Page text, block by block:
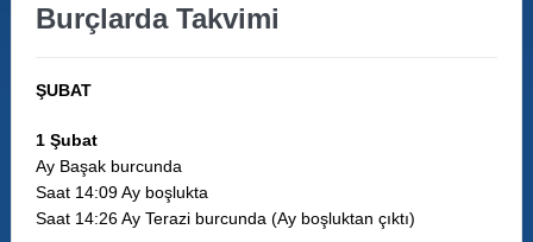
Burçlarda Takvimi
ŞUBAT
1 Şubat
Ay Başak burcunda
Saat 14:09 Ay boşlukta
Saat 14:26 Ay Terazi burcunda (Ay boşluktan çıktı)